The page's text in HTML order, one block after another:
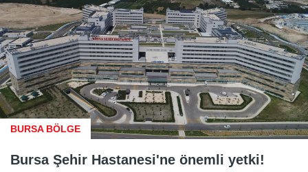
BURSA BÖLGE
Bursa Şehir Hastanesi'ne önemli yetki!